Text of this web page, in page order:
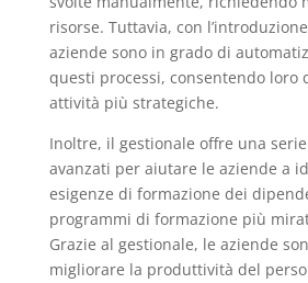
risorse. Tuttavia, con
aziende sono in grado di
questi processi, consentendo loro
attività più strategiche.
Inoltre, il gestionale offre una
avanzati per aiutare le aziende a
esigenze di formazione dei
programmi di formazione più
Grazie al gestionale, le aziende
migliorare la produttività del